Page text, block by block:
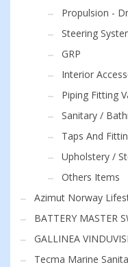
Propulsion -
Steering
GRP
Interior
Piping Fitting
Sanitary /
Taps And
Upholstery /
Others Items
Azimut Norway
BATTERY MASTER
GALLINEA
Tecma Marine